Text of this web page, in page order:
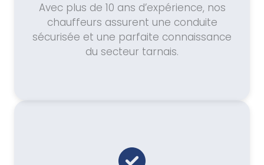
Avec plus de 10 ans d’expérience, nos
chauffeurs assurent une conduite
sécurisée et une parfaite connaissance
du secteur tarnais.